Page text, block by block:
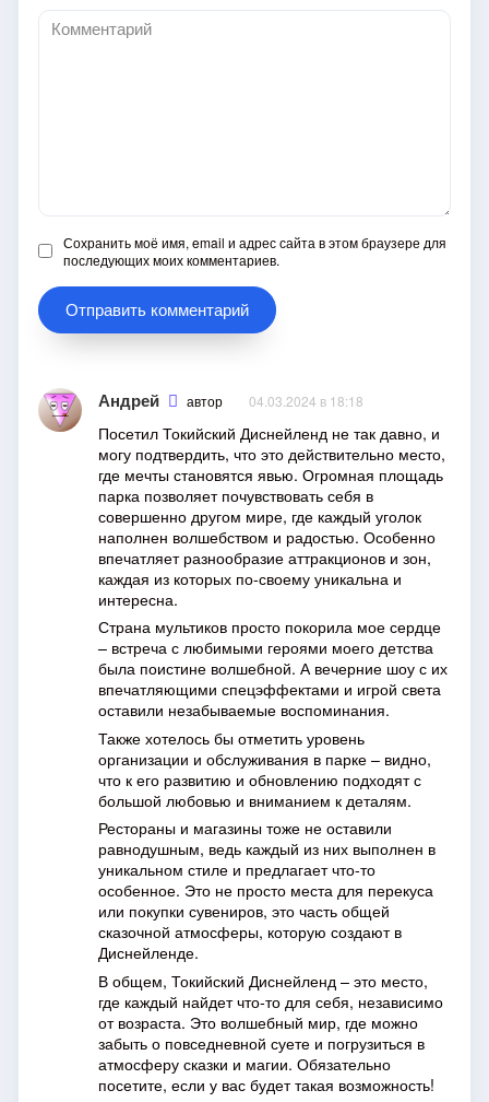
Комментарий
Сохранить моё имя, email и адрес сайта в этом браузере для
последующих моих комментариев.
Андрей автор 04.03.2024 в 18:18
Посетил Токийский Диснейленд не так давно, и
могу подтвердить, что это действительно место,
где мечты становятся явью. Огромная площадь
парка позволяет почувствовать себя в
совершенно другом мире, где каждый уголок
наполнен волшебством и радостью. Особенно
впечатляет разнообразие аттракционов и зон,
каждая из которых по-своему уникальна и
интересна.
Страна мультиков просто покорила мое сердце
– встреча с любимыми героями моего детства
была поистине волшебной. А вечерние шоу с их
впечатляющими спецэффектами и игрой света
оставили незабываемые воспоминания.
Также хотелось бы отметить уровень
организации и обслуживания в парке – видно,
что к его развитию и обновлению подходят с
большой любовью и вниманием к деталям.
Рестораны и магазины тоже не оставили
равнодушным, ведь каждый из них выполнен в
уникальном стиле и предлагает что-то
особенное. Это не просто места для перекуса
или покупки сувениров, это часть общей
сказочной атмосферы, которую создают в
Диснейленде.
В общем, Токийский Диснейленд – это место,
где каждый найдет что-то для себя, независимо
от возраста. Это волшебный мир, где можно
забыть о повседневной суете и погрузиться в
атмосферу сказки и магии. Обязательно
посетите, если у вас будет такая возможность!